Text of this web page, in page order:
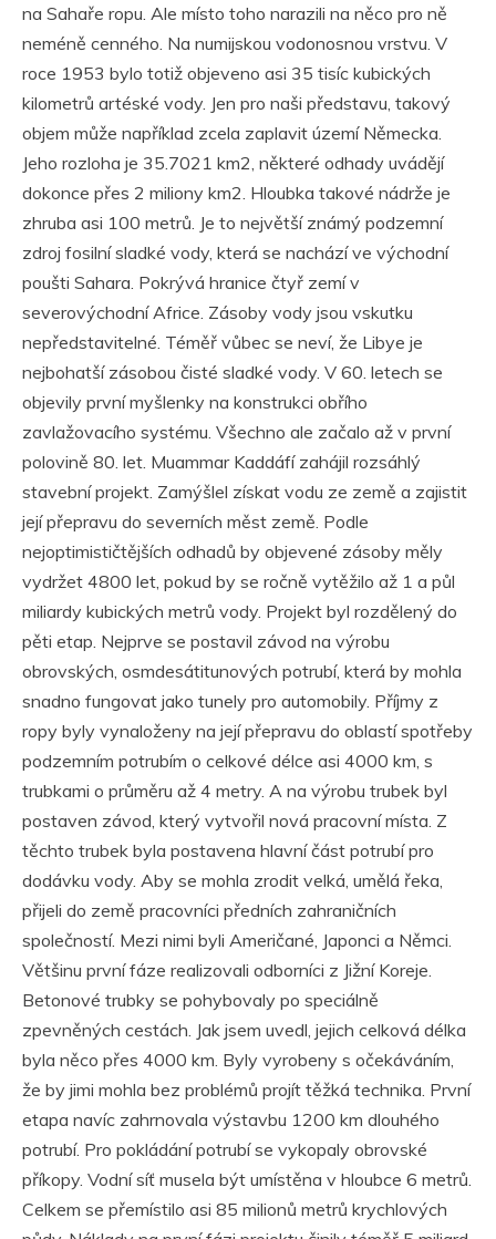
na Sahaře ropu. Ale místo toho narazili na něco pro ně
neméně cenného. Na numijskou vodonosnou vrstvu. V
roce 1953 bylo totiž objeveno asi 35 tisíc kubických
kilometrů artéské vody. Jen pro naši představu, takový
objem může například zcela zaplavit území Německa.
Jeho rozloha je 35.7021 km2, některé odhady uvádějí
dokonce přes 2 miliony km2. Hloubka takové nádrže je
zhruba asi 100 metrů. Je to největší známý podzemní
zdroj fosilní sladké vody, která se nachází ve východní
poušti Sahara. Pokrývá hranice čtyř zemí v
severovýchodní Africe. Zásoby vody jsou vskutku
nepředstavitelné. Téměř vůbec se neví, že Libye je
nejbohatší zásobou čisté sladké vody. V 60. letech se
objevily první myšlenky na konstrukci obřího
zavlažovacího systému. Všechno ale začalo až v první
polovině 80. let. Muammar Kaddáfí zahájil rozsáhlý
stavební projekt. Zamýšlel získat vodu ze země a zajistit
její přepravu do severních měst země. Podle
nejoptimističtějších odhadů by objevené zásoby měly
vydržet 4800 let, pokud by se ročně vytěžilo až 1 a půl
miliardy kubických metrů vody. Projekt byl rozdělený do
pěti etap. Nejprve se postavil závod na výrobu
obrovských, osmdesátitunových potrubí, která by mohla
snadno fungovat jako tunely pro automobily. Příjmy z
ropy byly vynaloženy na její přepravu do oblastí spotřeby
podzemním potrubím o celkové délce asi 4000 km, s
trubkami o průměru až 4 metry. A na výrobu trubek byl
postaven závod, který vytvořil nová pracovní místa. Z
těchto trubek byla postavena hlavní část potrubí pro
dodávku vody. Aby se mohla zrodit velká, umělá řeka,
přijeli do země pracovníci předních zahraničních
společností. Mezi nimi byli Američané, Japonci a Němci.
Většinu první fáze realizovali odborníci z Jižní Koreje.
Betonové trubky se pohybovaly po speciálně
zpevněných cestách. Jak jsem uvedl, jejich celková délka
byla něco přes 4000 km. Byly vyrobeny s očekáváním,
že by jimi mohla bez problémů projít těžká technika. První
etapa navíc zahrnovala výstavbu 1200 km dlouhého
potrubí. Pro pokládání potrubí se vykopaly obrovské
příkopy. Vodní síť musela být umístěna v hloubce 6 metrů.
Celkem se přemístilo asi 85 milionů metrů krychlových